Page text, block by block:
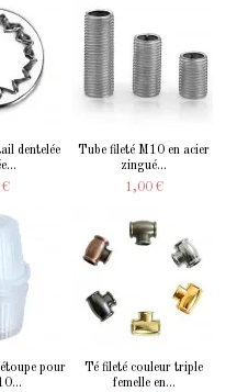
dentelée
€
Tube fileté M10 en acier
zingué...
1,00 €
pour
Té fileté couleur triple
femelle en...